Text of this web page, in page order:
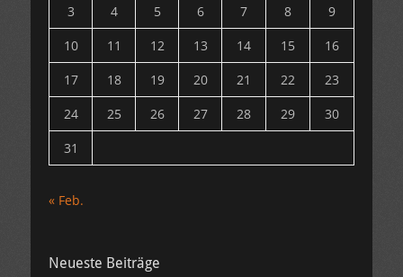
3
4 5 6 7 8
9
10
11 12 13 14 15
16
17
18 19 20 21 22
23
24
25 26 27 28 29
30
31
« Feb.
Neueste Beiträge